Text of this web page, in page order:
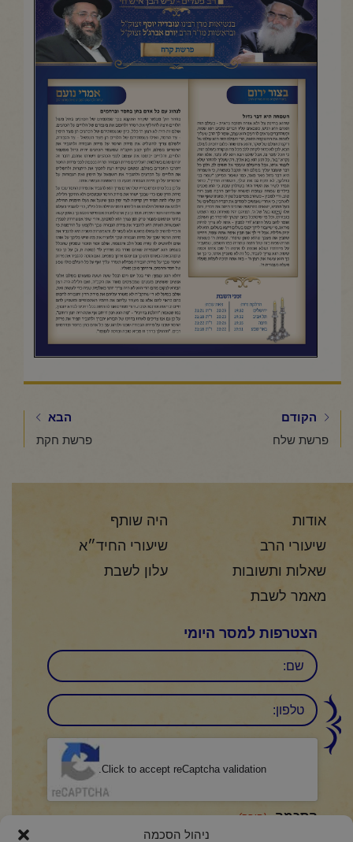
ניהול הסכמה
הקודם
פרשת שלח
הבא
פרשת חקת
אודות
היה שותף
שיעורי הרב
שיעורי החיד״א
שאלות ותשובות
עלון לשבת
מאמר לשבת
הצטרפות למסר היומי
שם
טלפון:
Click to accept reCaptcha validation.
הסכמה (חובה)